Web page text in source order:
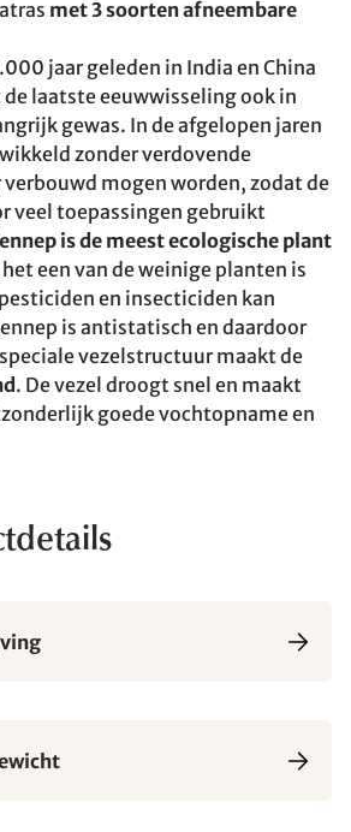
met 3 soorten afneembare
jaar geleden in India en China
laatste eeuwwisseling ook in
gewas. In de afgelopen jaren
zonder verdovende
mogen worden, zodat de
veel toepassingen gebruikt
is de meest ecologische plant
een van de weinige planten is
en insecticiden kan
is antistatisch en daardoor
vezelstructuur maakt de
. De vezel droogt snel en maakt
goede vochtopname en